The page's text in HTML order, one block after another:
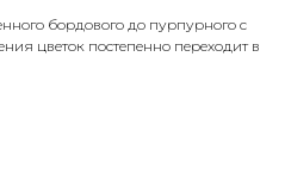
бордового до пурпурного с
цветок постепенно переходит в